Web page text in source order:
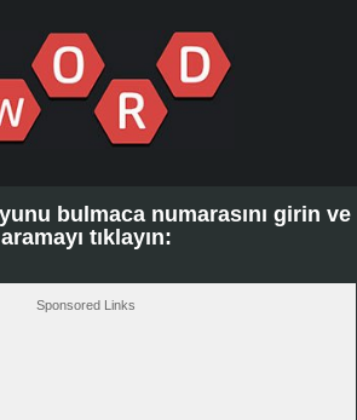
bulmaca numarasını girin ve
aramayı tıklayın:
Sponsored Links